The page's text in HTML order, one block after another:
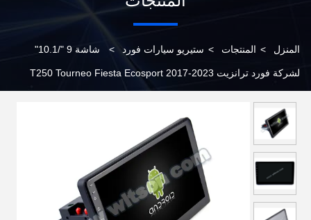
المنزل > المنتجات > ستيريو سيارات فورد > شاشة 9 "/10.1"
لشركة فورد ترانزيت T250 Tourneo Fiesta Ecosport 2017-2023